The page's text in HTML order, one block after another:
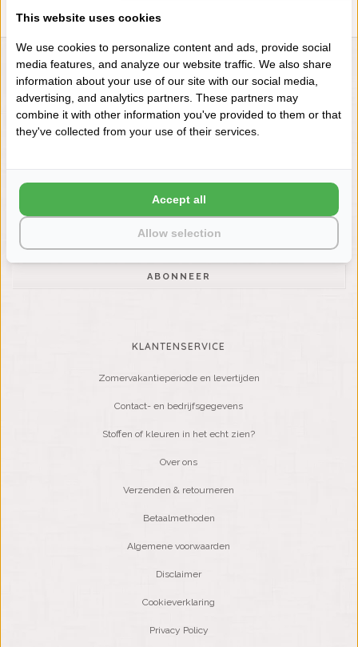
LIENSLINNENWINKEL.NL
VRAGEN? BEL DAN
+31 (0) 575 511817
NIEUWSBRIEF
Wilt u op de hoogte blijven?
ABONNEER
KLANTENSERVICE
Zomervakantieperiode en levertijden
Contact- en bedrijfsgegevens
Stoffen of kleuren in het echt zien?
Over ons
Verzenden & retourneren
Betaalmethoden
Algemene voorwaarden
Disclaimer
Cookieverklaring
Privacy Policy
This website uses cookies
We use cookies to personalize content and ads, provide social
media features, and analyze our website traffic. We also share
information about your use of our site with our social media,
advertising, and analytics partners. These partners may
combine it with other information you've provided to them or that
they've collected from your use of their services.
Allow selection
Accept all